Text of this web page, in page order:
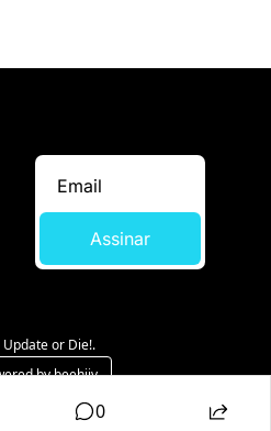
Assinar
or Die!.
by beehiiv
0